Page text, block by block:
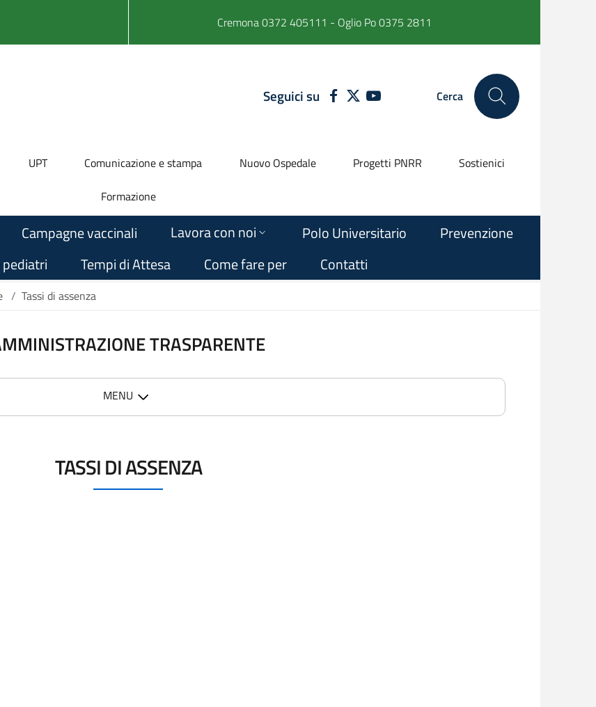
Cremona 0372 405111 - Oglio Po 0375 2811
Seguici suFACEBOOK
TWITTERYOUTUBE Cerca
UPT Comunicazione e stampa Nuovo Ospedale Progetti PNRR
Sostienici
Formazione
Campagne vaccinali Lavora con noi Polo Universitario
Prevenzione
Tempi di Attesa Come fare per Contatti
/ Tassi di assenza
TRASPARENTE
MENU
TASSI DI ASSENZA